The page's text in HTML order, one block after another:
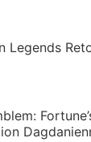
Legends